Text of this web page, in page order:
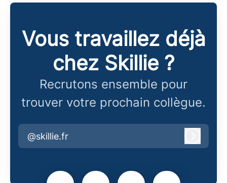
Vous travaillez déjà
chez Skillie ?
Recrutons ensemble pour
trouver votre prochain collègue.
@skillie.fr